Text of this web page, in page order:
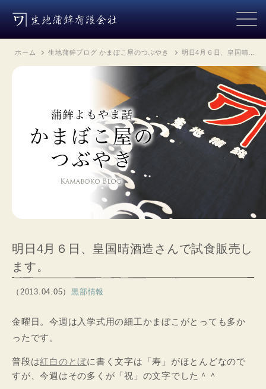
ホーム 生地蒲鉾ブログ かまぼこ屋のつぶやき 明日4月６日、皇国晴…
明日4月６日、皇国晴酒造さんで試食販売し
ます。
（2013.04.05） 黒部情報
金曜日。今週は入学式用の細工かまぼこがとっても多か
ったです。
普段は紅白のとぼに書く文字は「寿」がほとんどなので
すが、今週はその多くが「祝」の文字でした＾＾